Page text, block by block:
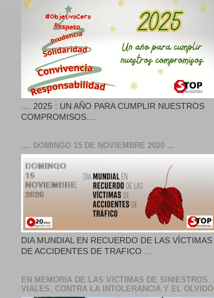
.... 2025 : UN AÑO PARA CUMPLIR NUESTROS
COMPROMISOS....
.... DOMINGO 15 DE NOVIEMBRE 2020 ...
DIA MUNDIAL EN RECUERDO DE LAS VÍCTIMAS
DE ACCIDENTES DE TRAFICO ...
EN MEMORIA DE LAS VICTIMAS DE SINIESTROS
VIALES, CONTRA LA INTOLERANCIA Y EL OLVIDO